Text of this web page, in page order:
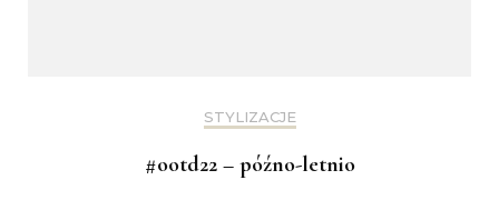
STYLIZACJE
#ootd22 – późno-letnio